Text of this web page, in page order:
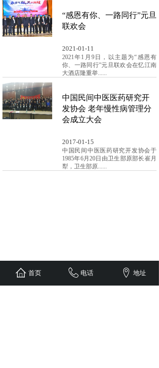
“感恩有你、一路同行”元旦
联欢会
2021-01-11
2021年1月9日，以主题为“感恩有
你、一路同行”元旦联欢会在忆江南
大酒店隆重举......
中国民间中医医药研究开
发协会 老年慢性病管理分
会成立大会
2017-01-15
中国民间中医医药研究开发协会于
1985年6月20日由卫生部原部长崔月
犁，卫生部原......
首页 电话 地址